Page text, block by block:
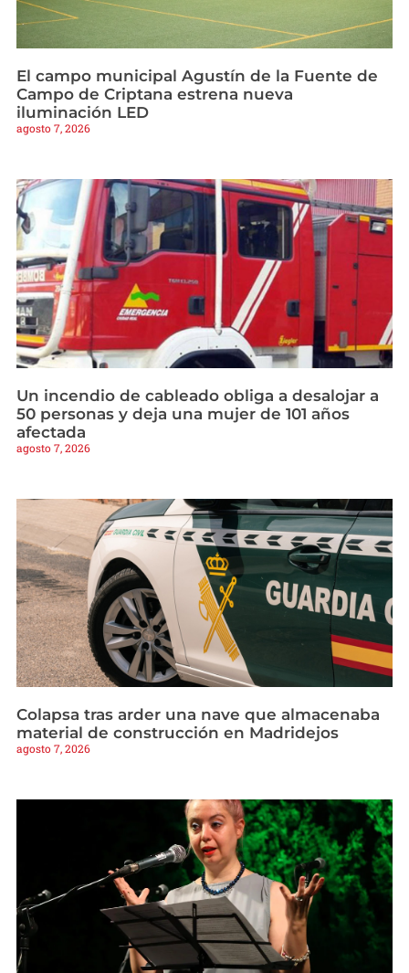
El campo municipal Agustín de la Fuente de
Campo de Criptana estrena nueva
iluminación LED
agosto 7, 2026
Un incendio de cableado obliga a desalojar a
50 personas y deja una mujer de 101 años
afectada
agosto 7, 2026
Colapsa tras arder una nave que almacenaba
material de construcción en Madridejos
agosto 7, 2026